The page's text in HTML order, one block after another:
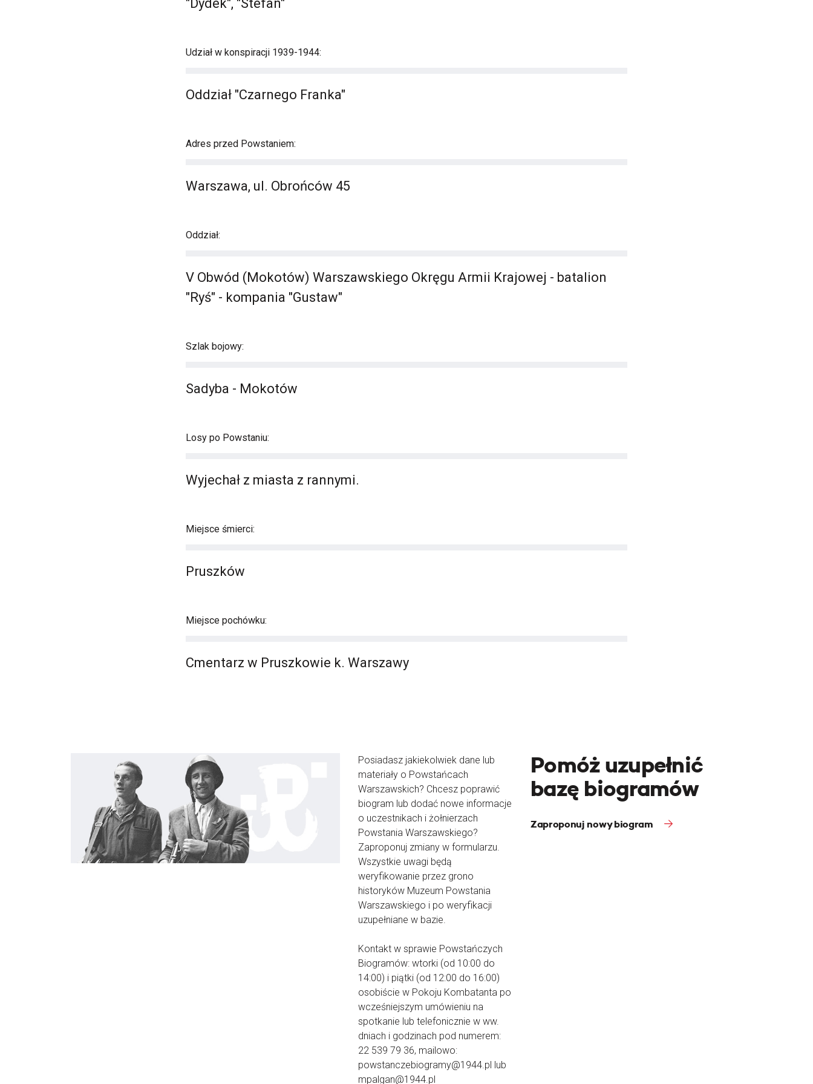
"Dydek", "Stefan"
Udział w konspiracji 1939-1944:
Oddział "Czarnego Franka"
Adres przed Powstaniem:
Warszawa, ul. Obrońców 45
Oddział:
V Obwód (Mokotów) Warszawskiego Okręgu Armii Krajowej - batalion
"Ryś" - kompania "Gustaw"
Szlak bojowy:
Sadyba - Mokotów
Losy po Powstaniu:
Wyjechał z miasta z rannymi.
Miejsce śmierci:
Pruszków
Miejsce pochówku:
Cmentarz w Pruszkowie k. Warszawy
Posiadasz jakiekolwiek dane lub
materiały o Powstańcach
Warszawskich? Chcesz poprawić
biogram lub dodać nowe informacje
o uczestnikach i żołnierzach
Powstania Warszawskiego?
Zaproponuj zmiany w formularzu.
Wszystkie uwagi będą
weryfikowanie przez grono
historyków Muzeum Powstania
Warszawskiego i po weryfikacji
uzupełniane w bazie.
Kontakt w sprawie Powstańczych
Biogramów: wtorki (od 10:00 do
14:00) i piątki (od 12:00 do 16:00)
osobiście w Pokoju Kombatanta po
wcześniejszym umówieniu na
spotkanie lub telefonicznie w ww.
dniach i godzinach pod numerem:
22 539 79 36, mailowo:
powstanczebiogramy@1944.pl lub
mpalgan@1944.pl
Pomóż uzupełnić
bazę biogramów
Zaproponuj nowy biogram